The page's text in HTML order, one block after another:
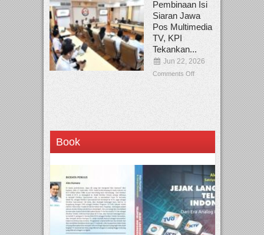
Pembinaan Isi
Siaran Jawa
Pos Multimedia
TV, KPI
Tekankan...
Jun 22, 2026
Comments Off
Book